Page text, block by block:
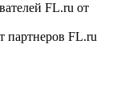
FL.ru от
партнеров FL.ru